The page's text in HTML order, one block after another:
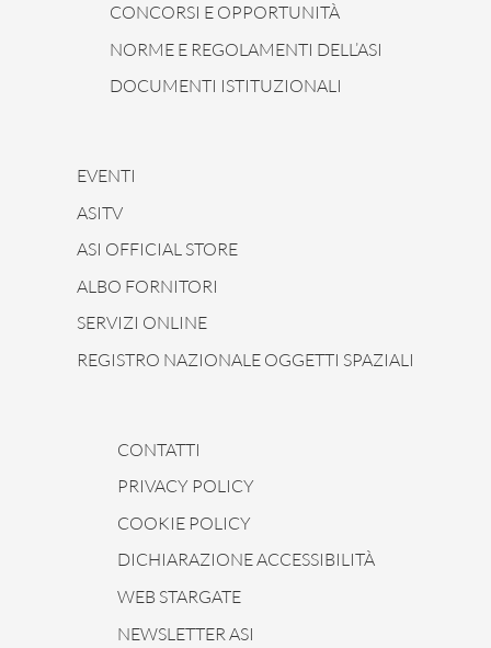
CONCORSI E OPPORTUNITÀ
NORME E REGOLAMENTI DELL’ASI
DOCUMENTI ISTITUZIONALI
EVENTI
ASITV
ASI OFFICIAL STORE
ALBO FORNITORI
SERVIZI ONLINE
REGISTRO NAZIONALE OGGETTI SPAZIALI
CONTATTI
PRIVACY POLICY
COOKIE POLICY
DICHIARAZIONE ACCESSIBILITÀ
WEB STARGATE
NEWSLETTER ASI